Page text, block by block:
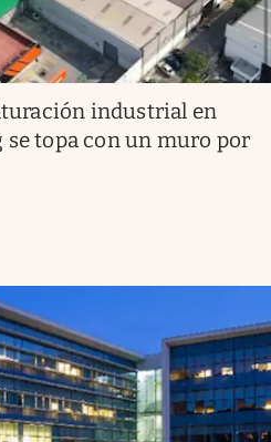
industrial en
topa con un muro por